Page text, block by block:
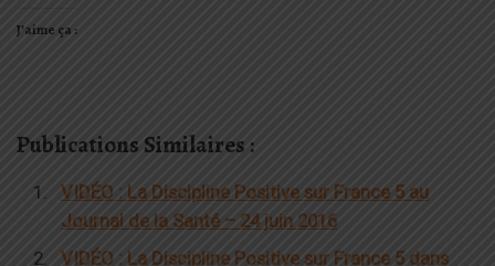
J’aime ça :
Publications Similaires :
VIDÉO : La Discipline Positive sur France 5 au
Journal de la Santé – 24 juin 2016
VIDÉO : La Discipline Positive sur France 5 dans